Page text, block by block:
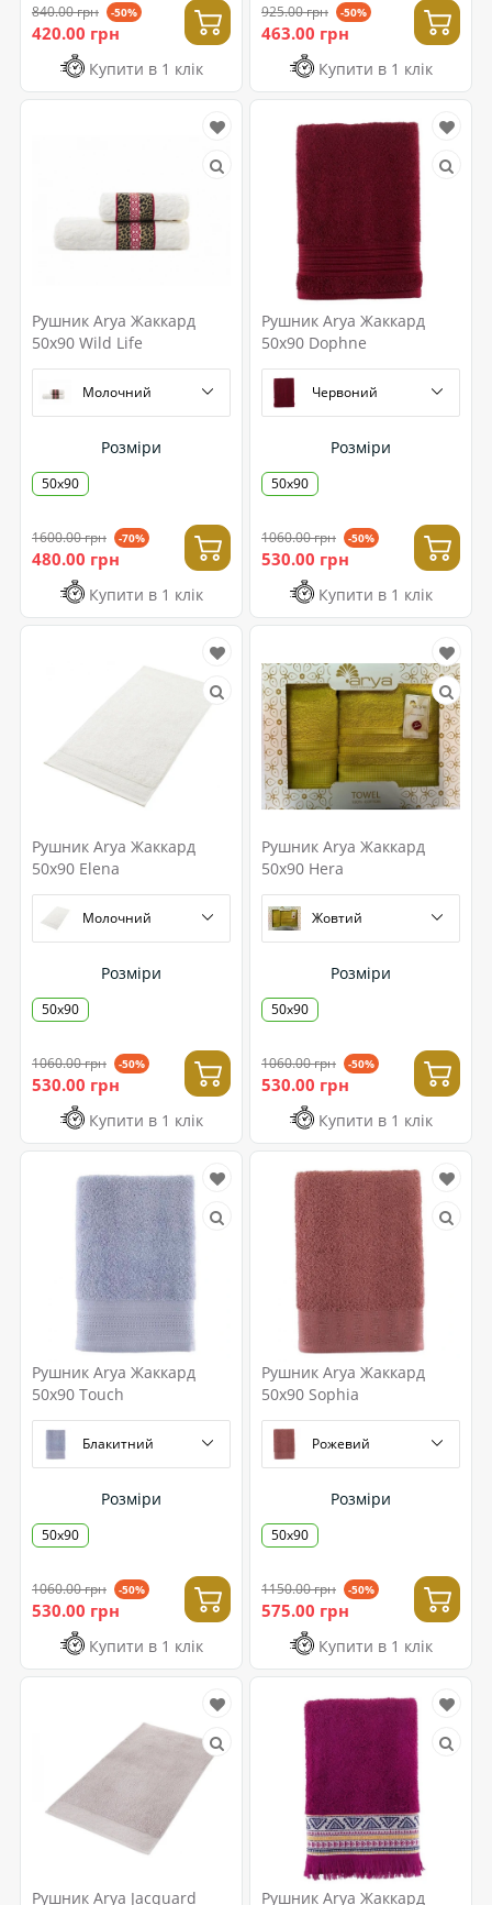
840.00 грн -50%
420.00 грн
Купити в 1 клік
925.00 грн -50%
463.00 грн
Купити в 1 клік
Рушник Arya Жаккард
50x90 Wild Life
Молочний
Розміри
50х90
1600.00 грн -70%
480.00 грн
Купити в 1 клік
Рушник Arya Жаккард
50x90 Dophne
Червоний
Розміри
50х90
1060.00 грн -50%
530.00 грн
Купити в 1 клік
Рушник Arya Жаккард
50x90 Elena
Молочний
Розміри
50х90
1060.00 грн -50%
530.00 грн
Купити в 1 клік
Рушник Arya Жаккард
50x90 Hera
Жовтий
Розміри
50х90
1060.00 грн -50%
530.00 грн
Купити в 1 клік
Рушник Arya Жаккард
50x90 Touch
Блакитний
Розміри
50х90
1060.00 грн -50%
530.00 грн
Купити в 1 клік
Рушник Arya Жаккард
50x90 Sophia
Рожевий
Розміри
50х90
1150.00 грн -50%
575.00 грн
Купити в 1 клік
Рушник Arya Jacquard Рушник Arya Жаккард